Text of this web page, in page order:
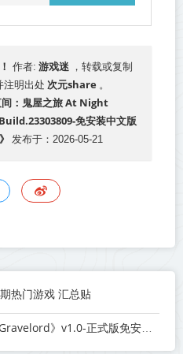
作者: 游戏迷 ，转载或复制
注明出处 次元share 。
间：鬼屋之旅 At Night
免安装中文版
发布于：2026-05-21
热门游戏 汇总贴
v1.0-正式版免安装中文版丨中文版网盘下载